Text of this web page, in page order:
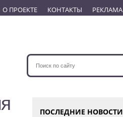
О ПРОЕКТЕ КОНТАКТЫ РЕКЛАМА
ПОСЛЕДНИЕ НОВОСТИ